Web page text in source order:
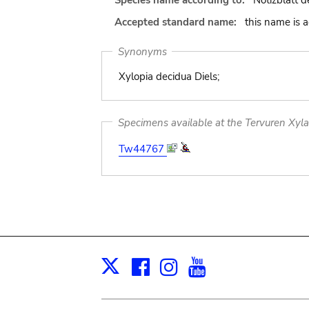
Accepted standard name:
this name is
Synonyms
Xylopia decidua Diels;
Specimens available at the Tervuren
Tw44767
X Facebook
Instagram